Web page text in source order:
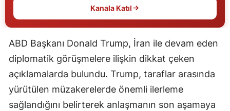
Hatay
Isparta
Mersin
Kanala Katıl
ABD Başkanı Donald Trump, İran ile devam eden
diplomatik görüşmelere ilişkin dikkat çeken
açıklamalarda bulundu. Trump, taraflar arasında
yürütülen müzakerelerde önemli ilerleme
sağlandığını belirterek anlaşmanın son aşamaya